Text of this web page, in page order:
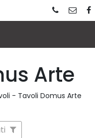
Arte
- Tavoli Domus Arte